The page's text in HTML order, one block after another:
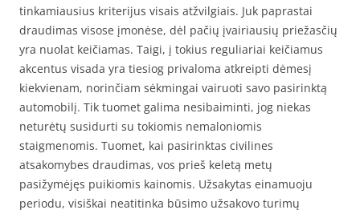
tinkamiausius kriterijus visais atžvilgiais. Juk paprastai
draudimas visose įmonėse, dėl pačių įvairiausių priežasčių
yra nuolat keičiamas. Taigi, į tokius reguliariai keičiamus
akcentus visada yra tiesiog privaloma atkreipti dėmesį
kiekvienam, norinčiam sėkmingai vairuoti savo pasirinktą
automobilį. Tik tuomet galima nesibaiminti, jog niekas
neturėtų susidurti su tokiomis nemaloniomis
staigmenomis. Tuomet, kai pasirinktas civilines
atsakomybes draudimas, vos prieš keletą metų
pasižymėjęs puikiomis kainomis. Užsakytas einamuoju
periodu, visiškai neatitinka būsimo užsakovo turimų